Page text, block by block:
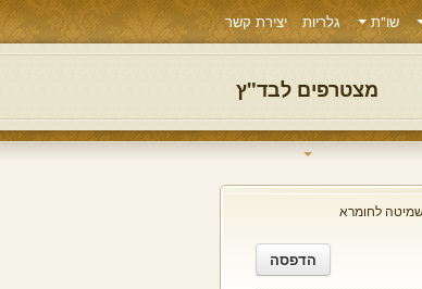
שו"ת גלריות יצירת קשר
מצטרפים לבד"ץ
לחומרא
הדפסה